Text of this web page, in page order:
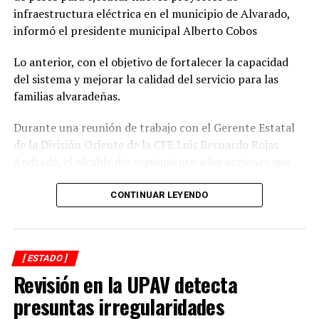
Y, finalmente, solicitarán al Consejo de Derechos
Humanos de la Organización de las Naciones Unidas,
determinación de hechos violatorios de derechos
humanos y derecho internacional humanitario.
DESPUÉS
En Veracruz podría fortalecerse el juicio de amparo
infraestructura eléctrica en el municipio de Alvarado,
informó el presidente municipal Alberto Cobos
Lo anterior, con el objetivo de fortalecer la capacidad
del sistema y mejorar la calidad del servicio para las
familias alvaradeñas.
Durante una reunión de trabajo con el Gerente Estatal
de la División Oriente de la CFE Luis Bernardo Rojas
comunidades, colonias y la zona centro de la
mantenimiento, modernización y fortalecimiento de la
red eléctrica.
En ese sentido, el representante de CFE informó que las
interrupciones programadas en el suministro de energía
registradas en los últimos días obedecen a maniobras
CONTINUAR LEYENDO
[ ESTADO ]
Revisión en la UPAV detecta
presuntas irregularidades